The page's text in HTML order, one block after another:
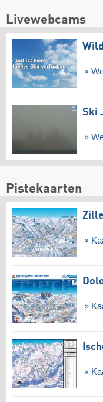
Livewebcams
Ski
Pistekaarten